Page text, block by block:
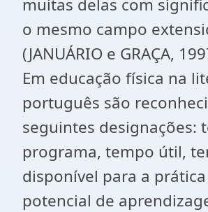
muitas delas com
o mesmo campo
(JANUÁRIO e GRAÇA,
Em educação física na
português são
seguintes designações:
programa, tempo útil,
disponível para a
potencial de